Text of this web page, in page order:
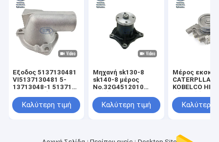
Έξοδος 5137130481
VI5137130481 5-
13713048-1 513713-
σωλήνων μερών
μηχανών
Καλύτερη τιμή
Μηχανή sk130-8
sk140-8 μέρος
No.32G4512010
εκσκαφέων
KOBELCO SANY
Καλύτερη τιμή
Μέρος
CATERPLLAR
KOBELCO
μηχανών C9
Καλύτερη